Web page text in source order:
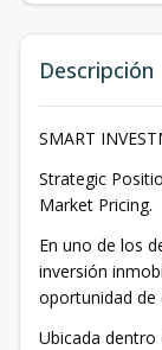
Descripción
SMART
Strategic
Market Pricing.
En uno de los
inversión
oportunidad de
Ubicada